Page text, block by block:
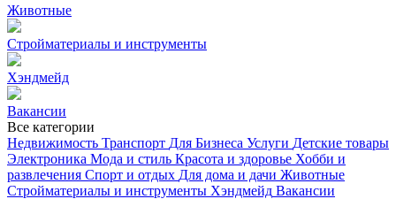
Животные
Стройматериалы и инструменты
Хэндмейд
Вакансии
Все категории
Недвижимость Транспорт Для Бизнеса Услуги Детские товары
Электроника Мода и стиль Красота и здоровье Хобби и
развлечения Спорт и отдых Для дома и дачи Животные
Стройматериалы и инструменты Хэндмейд Вакансии